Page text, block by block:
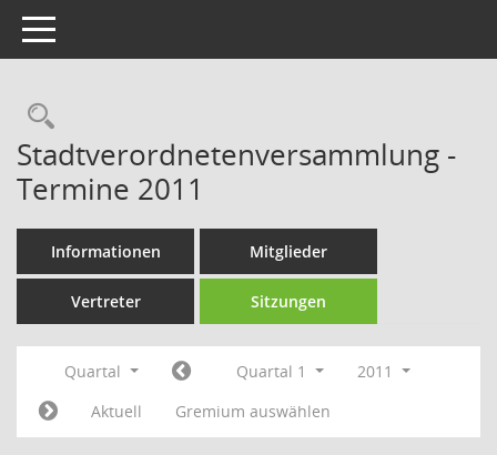
Toggle navigation
Rechercheauswahl
Stadtverordnetenversammlung -
Termine 2011
Informationen Mitglieder
Vertreter Sitzungen
Quartal Quartal 1
2011
Aktuell
Gremium auswählen